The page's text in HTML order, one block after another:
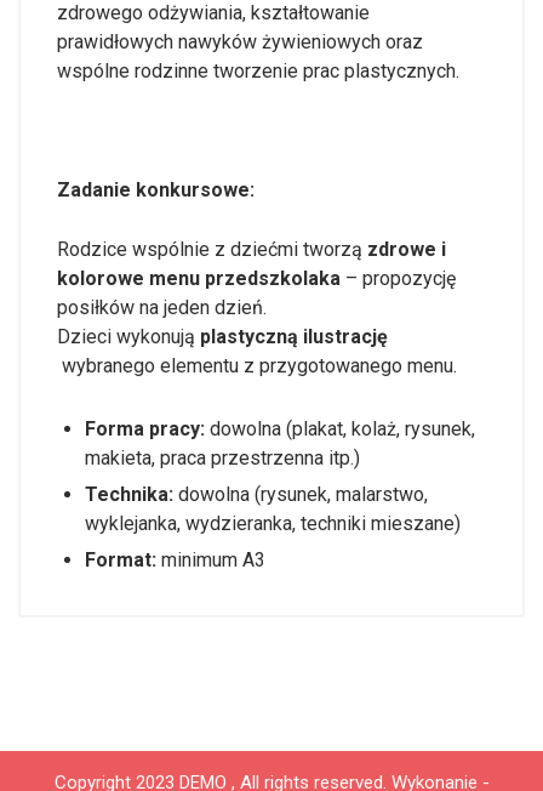
zdrowego odżywiania, kształtowanie
prawidłowych nawyków żywieniowych oraz
wspólne rodzinne tworzenie prac plastycznych.
Zadanie konkursowe:
Rodzice wspólnie z dziećmi tworzą zdrowe i
kolorowe menu przedszkolaka – propozycję
posiłków na jeden dzień.
Dzieci wykonują plastyczną ilustrację
wybranego elementu z przygotowanego menu.
Forma pracy: dowolna (plakat, kolaż, rysunek,
makieta, praca przestrzenna itp.)
Technika: dowolna (rysunek, malarstwo,
wyklejanka, wydzieranka, techniki mieszane)
Format: minimum A3
Copyright 2023 DEMO , All rights reserved. Wykonanie -